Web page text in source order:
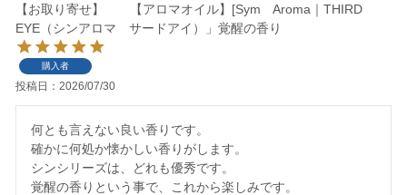
【お取り寄せ】 【アロマオイル】[Sym Aroma｜THIRD
EYE（シンアロマ サードアイ）」覚醒の香り
購入者
投稿日 2026/07/30
何とも言えない良い香りです。
確かに何処か懐かしい香りがします。
シンシリーズは、どれも優秀です。
覚醒の香りという事で、これから楽しみです。